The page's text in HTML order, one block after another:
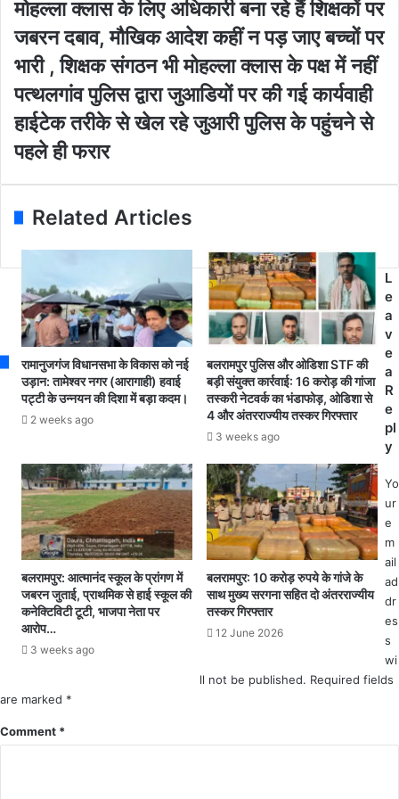
r
E
a
i
a
d
d
ल्ला
क्ला
ल
गा
वा
ला
शि
क्ष
क्र
मि
मो
ल्ला
क्ला
के
लि
अ
धि
का
री
ना
क्ष
प
मोहल्ला क्लास के लिए अधिकारी बना रहे हैं शिक्षकों पर
जबरन दबाव, मौखिक आदेश कहीं न पड़ जाए बच्चों पर
भारी , शिक्षक संगठन भी मोहल्ला क्लास के पक्ष में नहीं
प
ल
गां
पु
स
आ
डि
यों
की
वा
ही
हा
क
री
के
र
हे
जु
पत्थलगांव पुलिस द्वारा जुआडियों पर की गई कार्यवाही
हाईटेक तरीके से खेल रहे जुआरी पुलिस के पहुंचने से
पहले ही फरार
Related Articles
रामानुजगंज विधानसभा के विकास को नई
उड़ान: तामेश्वर नगर (आरागाही) हवाई
पट्टी के उन्नयन की दिशा में बड़ा कदम।
2 weeks ago
बलरामपुर पुलिस और ओडिशा STF की
बड़ी संयुक्त कार्रवाई: 16 करोड़ की गांजा
तस्करी नेटवर्क का भंडाफोड़, ओडिशा से
4 और अंतरराज्यीय तस्कर गिरफ्तार
3 weeks ago
बलरामपुर: आत्मानंद स्कूल के प्रांगण में
जबरन जुताई, प्राथमिक से हाई स्कूल की
कनेक्टिविटी टूटी, भाजपा नेता पर
आरोप…
3 weeks ago
बलरामपुर: 10 करोड़ रुपये के गांजे के
साथ मुख्य सरगना सहित दो अंतरराज्यीय
तस्कर गिरफ्तार
12 June 2026
L
e
a
v
e
a
R
e
pl
y
Yo
ur
e
m
ail
ad
dr
es
s
wi
ll not be published. Required fields
are marked *
Comment *